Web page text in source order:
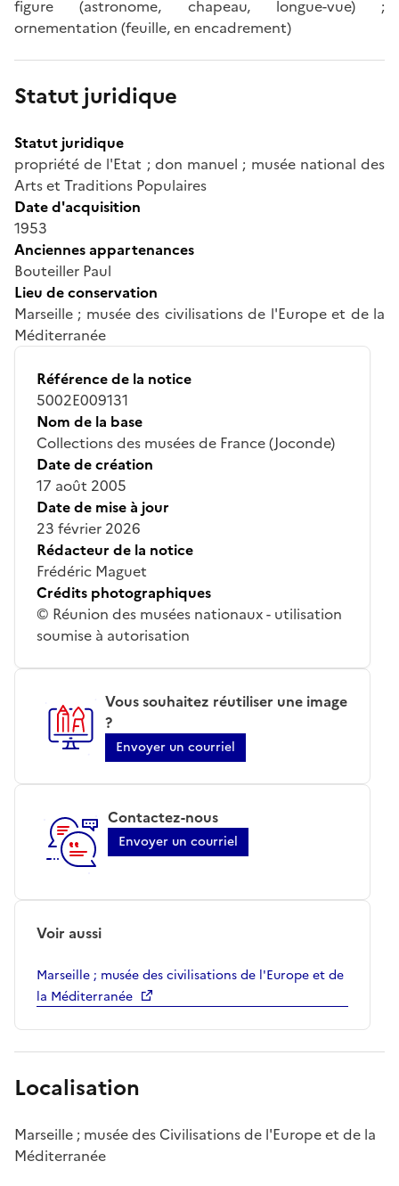
figure (astronome, chapeau, longue-vue) ;
ornementation (feuille, en encadrement)
Statut juridique
Statut juridique
propriété de l'Etat ; don manuel ; musée national des
Arts et Traditions Populaires
Date d'acquisition
1953
Anciennes appartenances
Bouteiller Paul
Lieu de conservation
Marseille ; musée des civilisations de l'Europe et de la
Méditerranée
Référence de la notice
5002E009131
Nom de la base
Collections des musées de France (Joconde)
Date de création
17 août 2005
Date de mise à jour
23 février 2026
Rédacteur de la notice
Frédéric Maguet
Crédits photographiques
© Réunion des musées nationaux - utilisation
soumise à autorisation
Vous souhaitez réutiliser une image
?
Envoyer un courriel
Contactez-nous
Envoyer un courriel
Voir aussi
Marseille ; musée des civilisations de l'Europe et de
la Méditerranée
Localisation
Marseille ; musée des Civilisations de l'Europe et de la
Méditerranée